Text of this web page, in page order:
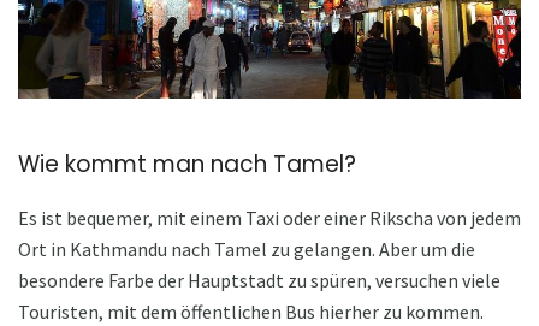
Wie kommt man nach Tamel?
Es ist bequemer, mit einem Taxi oder einer Rikscha von jedem
Ort in Kathmandu nach Tamel zu gelangen. Aber um die
besondere Farbe der Hauptstadt zu spüren, versuchen viele
Touristen, mit dem öffentlichen Bus hierher zu kommen.